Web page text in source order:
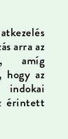
arra az
amíg
hogy az
érintett